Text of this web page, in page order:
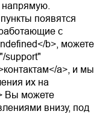
появятся
с
b>, можете
support"
a>, и мы
их на
Вы можете
внизу, под